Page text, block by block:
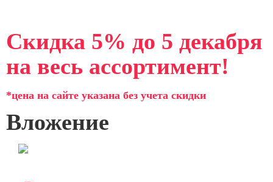
Скидка 5% до 5 декабря
на весь ассортимент!
*цена на сайте указана без учета скидки
Вложение